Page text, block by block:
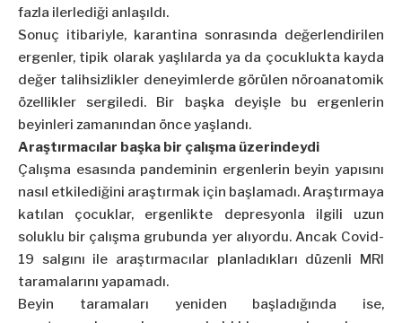
fazla ilerlediği anlaşıldı.
Sonuç itibariyle, karantina sonrasında değerlendirilen
ergenler, tipik olarak yaşlılarda ya da çocuklukta kayda
değer talihsizlikler deneyimlerde görülen nöroanatomik
özellikler sergiledi. Bir başka deyişle bu ergenlerin
beyinleri zamanından önce yaşlandı.
Araştırmacılar başka bir çalışma üzerindeydi
Çalışma esasında pandeminin ergenlerin beyin yapısını
nasıl etkilediğini araştırmak için başlamadı. Araştırmaya
katılan çocuklar, ergenlikte depresyonla ilgili uzun
soluklu bir çalışma grubunda yer alıyordu. Ancak Covid-
19 salgını ile araştırmacılar planladıkları düzenli MRI
taramalarını yapamadı.
Beyin taramaları yeniden başladığında ise,